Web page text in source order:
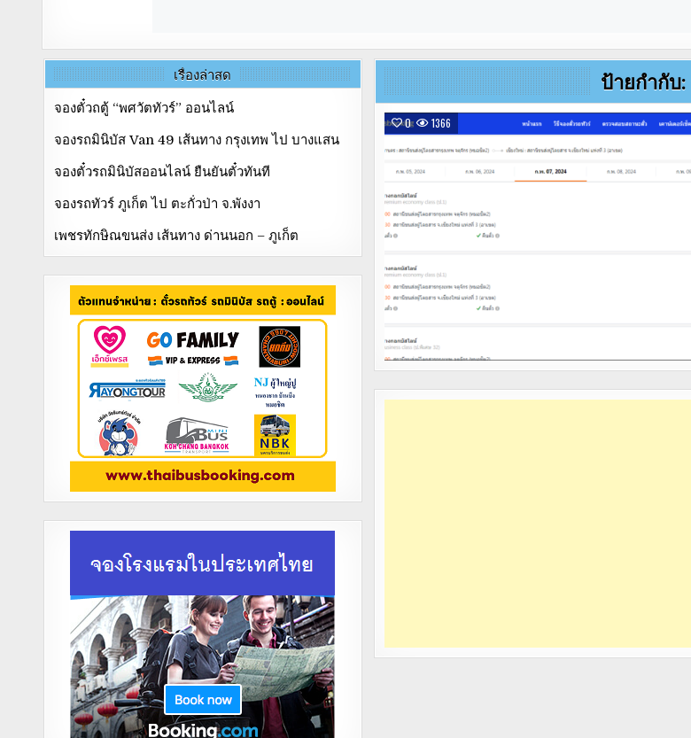
ป้ายกำกับ:
0 1366
เรื่องล่าสุด
จองตั๋วถตู้ “พศวัตทัวร์” ออนไลน์
จองรถมินิบัส Van 49 เส้นทาง กรุงเทพ ไป บางแสน
จองตั๋วรถมินิบัสออนไลน์ ยืนยันตั๋วทันที
จองรถทัวร์ ภูเก็ต ไป ตะกั่วป่า จ.พังงา
เพชรทักษิณขนส่ง เส้นทาง ด่านนอก – ภูเก็ต